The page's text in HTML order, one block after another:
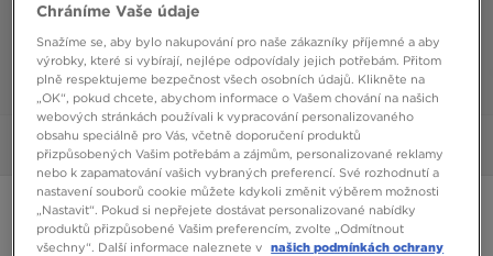
Obrázky 360°
VANS SENTRY SK8 HI
Chráníme Vaše údaje
Snažíme se, aby bylo nakupování pro naše zákazníky příjemné a aby
výrobky, které si vybírají, nejlépe odpovídaly jejich potřebám. Přitom
plně respektujeme bezpečnost všech osobních údajů. Klikněte na
„OK“, pokud chcete, abychom informace o Vašem chování na našich
webových stránkách používali k vypracování personalizovaného
obsahu speciálně pro Vás, včetně doporučení produktů
přizpůsobených Vašim potřebám a zájmům, personalizované reklamy
nebo k zapamatování vašich vybraných preferencí. Své rozhodnutí a
nastavení souborů cookie můžete kdykoli změnit výběrem možnosti
„Nastavit“. Pokud si nepřejete dostávat personalizované nabídky
produktů přizpůsobené Vašim preferencím, zvolte „Odmítnout
všechny“. Další informace naleznete v našich podmínkách ochrany